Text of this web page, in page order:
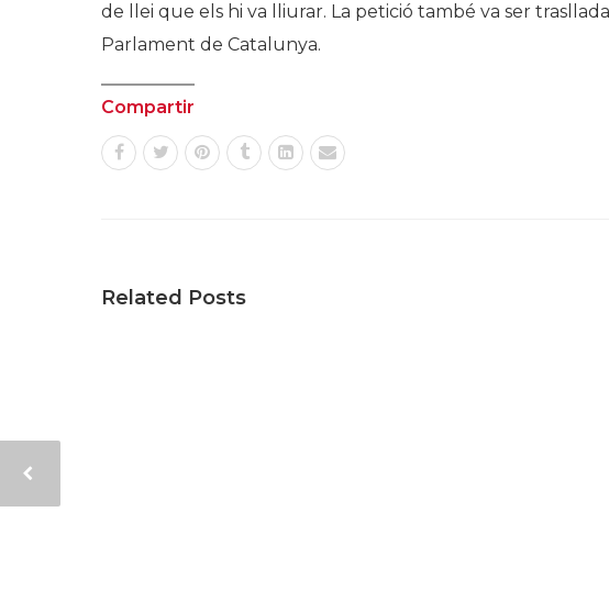
de llei que els hi va lliurar. La petició també va ser
Parlament de Catalunya.
Compartir
Related Posts